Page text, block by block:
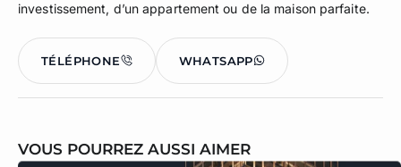
investissement, d’un appartement ou de la maison parfaite.
TÉLÉPHONE WHATSAPP
VOUS POURREZ AUSSI AIMER